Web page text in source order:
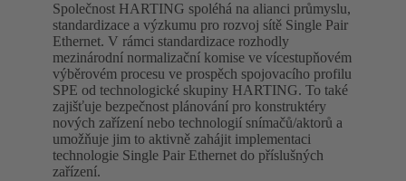
Společnost HARTING spoléhá na alianci průmyslu,
standardizace a výzkumu pro rozvoj sítě Single Pair
Ethernet. V rámci standardizace rozhodly
mezinárodní normalizační komise ve vícestupňovém
výběrovém procesu ve prospěch spojovacího profilu
SPE od technologické skupiny HARTING. To také
zajišťuje bezpečnost plánování pro konstruktéry
nových zařízení nebo technologií snímačů/aktorů a
umožňuje jim to aktivně zahájit implementaci
technologie Single Pair Ethernet do příslušných
zařízení.